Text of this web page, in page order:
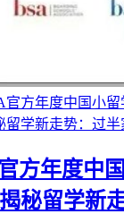
官方年度中国小
留学新走势：过半
方年度中
秘留学新